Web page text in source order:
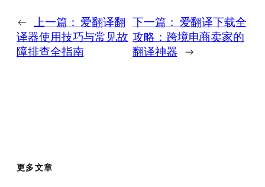
← 上一篇： 爱翻译翻
译器使用技巧与常见故
障排查全指南
下一篇： 爱翻译下载全
攻略：跨境电商卖家的
翻译神器 →
更多文章